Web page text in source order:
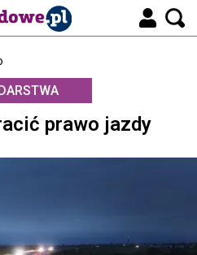
prawo jazdy